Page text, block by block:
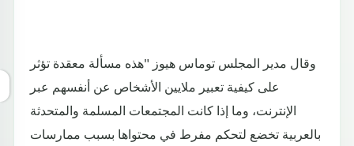
وقال مدير المجلس توماس هيوز "هذه مسألة معقدة تؤثر
على كيفية تعبير ملايين الأشخاص عن أنفسهم عبر
الإنترنت، وما إذا كانت المجتمعات المسلمة والمتحدثة
بالعربية تخضع لتحكم مفرط في محتواها بسبب ممارسات